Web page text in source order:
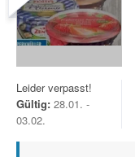
Leider verpasst!
Gültig: 28.01. -
03.02.